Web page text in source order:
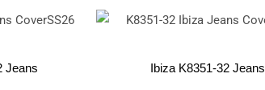
Jeans Ibiza K8351-32 Jeans